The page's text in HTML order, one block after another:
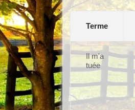
Terme
Il m'a
tuée